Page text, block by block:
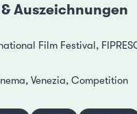
Auszeichnungen
Film Festival,
Venezia, Competition